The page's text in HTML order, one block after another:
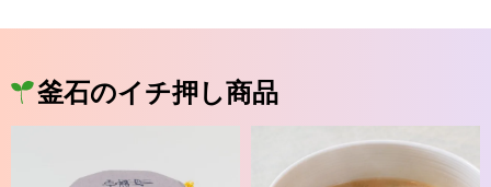
釜石のイチ押し商品